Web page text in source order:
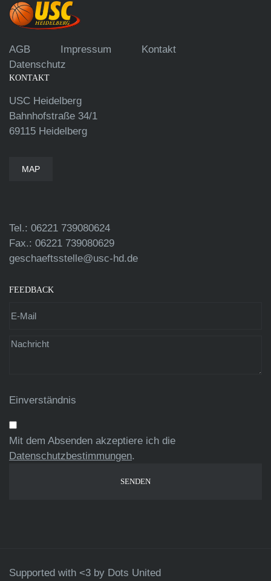
AGB Impressum
Kontakt
Datenschutz
KONTAKT
USC Heidelberg
Bahnhofstraße 34/1
69115 Heidelberg
MAP
Tel.: 06221 739080624
Fax.: 06221 739080629
geschaeftsstelle@usc-hd.de
FEEDBACK
Einverständnis
Mit dem Absenden akzeptiere ich die
Datenschutzbestimmungen.
Supported with <3 by Dots United